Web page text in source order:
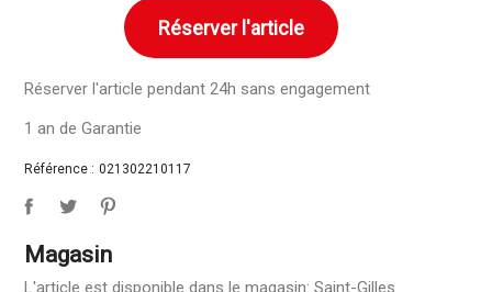
Réserver l'article
Réserver l'article pendant 24h sans engagement
1 an de Garantie
Référence : 021302210117
Magasin
L'article est disponible dans le magasin: Saint-Gilles